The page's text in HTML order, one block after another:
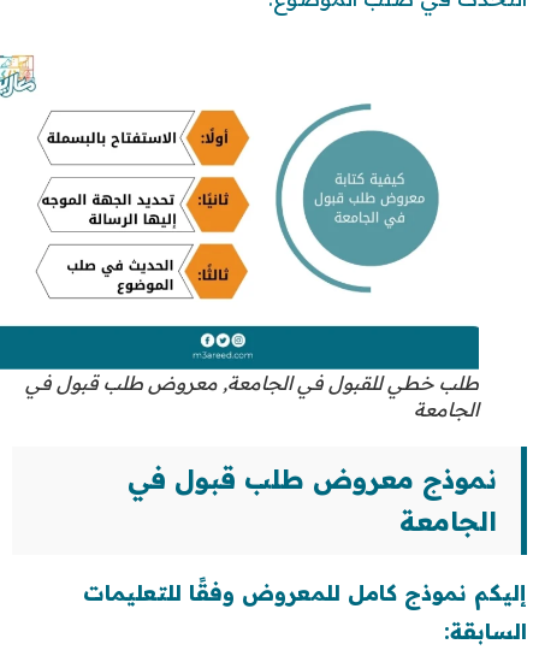
طلب خطي للقبول في الجامعة, معروض طلب قبول في
الجامعة
نموذج معروض طلب قبول في
الجامعة
إليكم نموذج كامل للمعروض وفقًا للتعليمات
السابقة: